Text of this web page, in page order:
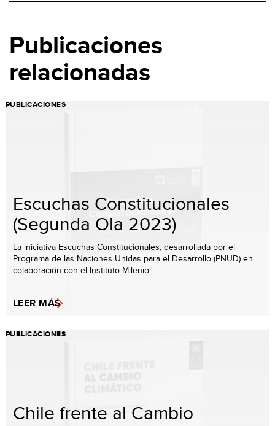
Publicaciones
relacionadas
PUBLICACIONES
Escuchas Constitucionales
(Segunda Ola 2023)
La iniciativa Escuchas Constitucionales, desarrollada por el
Programa de las Naciones Unidas para el Desarrollo (PNUD) en
colaboración con el Instituto Milenio ...
LEER MÁS
PUBLICACIONES
Chile frente al Cambio